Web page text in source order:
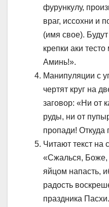
фурункулу,
враг, иссохни и
(имя свое).
крепки аки
Аминь!».
Манипуляции с
чертят круг на
заговор: «Ни от
руды, ни от
пропади! Откуда
Читают текст на
«Сжалься, Боже,
яйцом напасть,
радость
праздника